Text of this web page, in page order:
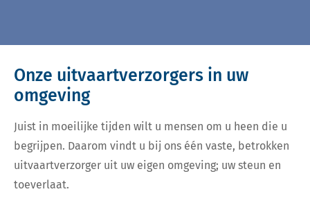
Onze uitvaartverzorgers in uw
omgeving
Juist in moeilijke tijden wilt u mensen om u heen die u
begrijpen. Daarom vindt u bij ons één vaste, betrokken
uitvaartverzorger uit uw eigen omgeving; uw steun en
toeverlaat.